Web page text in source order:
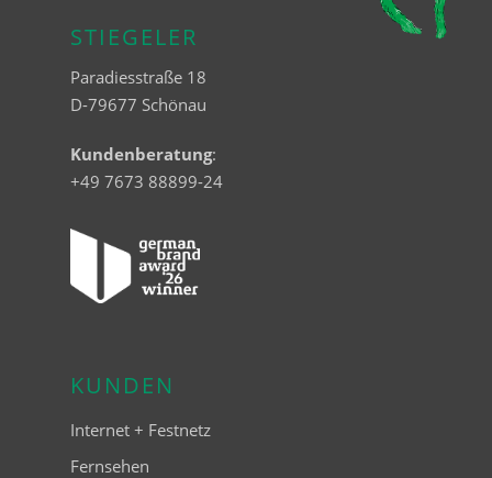
STIEGELER
Paradiesstraße 18
D-79677 Schönau
Kundenberatung:
+49 7673 88899-24
KUNDEN
Internet + Festnetz
Fernsehen